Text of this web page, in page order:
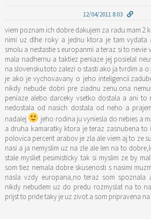
12/04/2011 8:03
viem poznam ich dobre dakujem za radu.mam 2
nimi uz dlhe roky a jednu ktora je tam vydata
smolu a nestastie s europanmi a teraz si to nevie
mala nadhernu a taktiez peniaze jej posielal
na slovensku.toto zalezi o stasti ako ja tvrdim a
je ako je vychovavany o jeho
nikdy nebude dobri pre ziadnu zenu.ona
peniaze alebo darceky vsetko dostala a ani to
nedostala od nasich dostala od neho a
nadalej
jeho rodina ju vyniesla do nebies a
a druha kamaratky ktora je teraz zasnubena to
polovica percent arabov je zla ale viem aj to ze
nasi a ja nemyslim uz na zle ale len na to
stale mysliet pesimisticky tak si myslim ze by
som tiez nemala dobre skusenosti s nasimi
nasla vzdy europana,no teraz som spoznala
nikdy nebudem uz do predu rozmyslat na to
prijst to pride taky je uz zivot.a som pripravena